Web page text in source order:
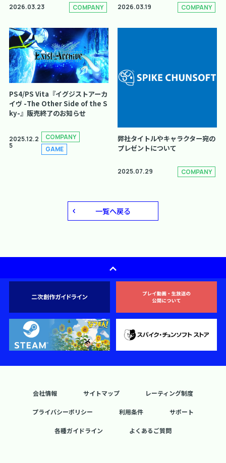
2026.03.23 COMPANY 2026.03.19 COMPANY
PS4/PS Vita『イグジストアーカ
イヴ -The Other Side of the S
ky-』販売終了のお知らせ
2025.12.2
5
COMPANY
GAME
弊社タイトルやキャラクター宛の
プレゼントについて
2025.07.29 COMPANY
一覧へ戻る
会社情報 サイトマップ レーティング制度
プライバシーポリシー 利用条件 サポート
各種ガイドライン よくあるご質問